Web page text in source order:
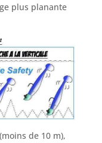
plus planante
de 10 m),